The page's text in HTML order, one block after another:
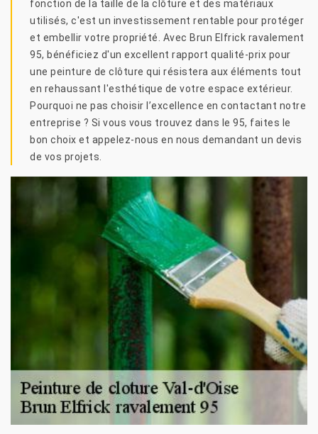
fonction de la taille de la clôture et des matériaux
utilisés, c'est un investissement rentable pour protéger
et embellir votre propriété. Avec Brun Elfrick ravalement
95, bénéficiez d'un excellent rapport qualité-prix pour
une peinture de clôture qui résistera aux éléments tout
en rehaussant l'esthétique de votre espace extérieur.
Pourquoi ne pas choisir l’excellence en contactant notre
entreprise ? Si vous vous trouvez dans le 95, faites le
bon choix et appelez-nous en nous demandant un devis
de vos projets.